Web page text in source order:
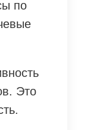
по
Это